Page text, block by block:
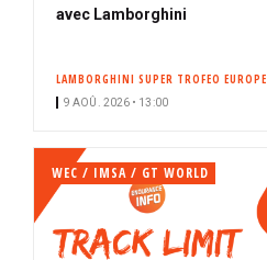
avec Lamborghini
LAMBORGHINI SUPER TROFEO EUROPE
9 AOÛ. 2026 • 13:00
WEC / IMSA / GT WORLD